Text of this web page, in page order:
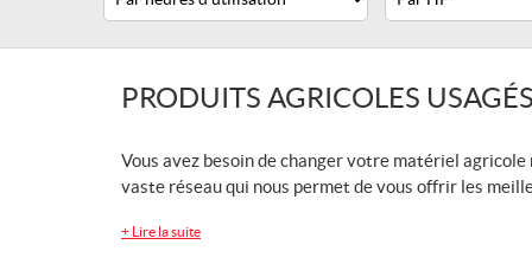
PRODUITS AGRICOLES
Vous avez besoin de changer votre matériel agricole
vaste réseau qui nous permet de vous offrir les
+ Lire la suite